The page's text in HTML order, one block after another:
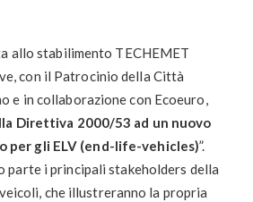
allo stabilimento TECHEMET
con il Patrocinio della Città
e in collaborazione con Ecoeuro,
Direttiva 2000/53 ad un nuovo
per gli ELV (end-life-vehicles)”.
parte i principali stakeholders della
che illustreranno la propria